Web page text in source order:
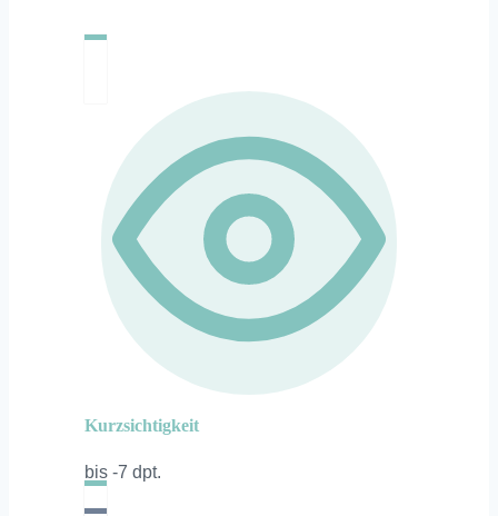
Kurzsichtigkeit
bis -7 dpt.